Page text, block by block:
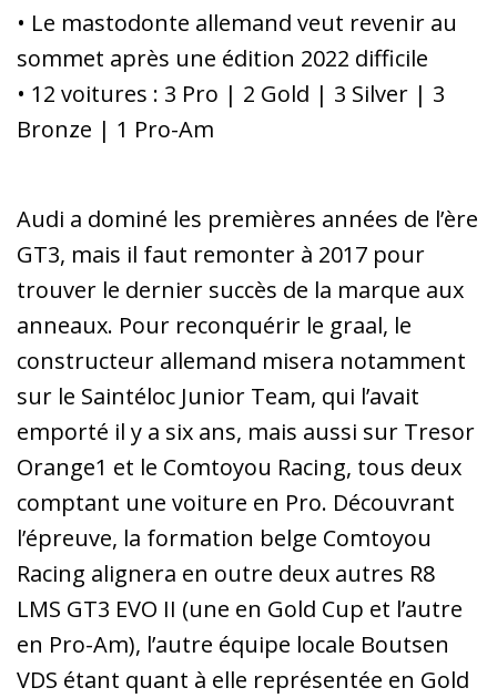
• Le mastodonte allemand veut revenir au
sommet après une édition 2022 difficile
• 12 voitures : 3 Pro | 2 Gold | 3 Silver | 3
Bronze | 1 Pro-Am
Audi a dominé les premières années de l’ère
GT3, mais il faut remonter à 2017 pour
trouver le dernier succès de la marque aux
anneaux. Pour reconquérir le graal, le
constructeur allemand misera notamment
sur le Saintéloc Junior Team, qui l’avait
emporté il y a six ans, mais aussi sur Tresor
Orange1 et le Comtoyou Racing, tous deux
comptant une voiture en Pro. Découvrant
l’épreuve, la formation belge Comtoyou
Racing alignera en outre deux autres R8
LMS GT3 EVO II (une en Gold Cup et l’autre
en Pro-Am), l’autre équipe locale Boutsen
VDS étant quant à elle représentée en Gold